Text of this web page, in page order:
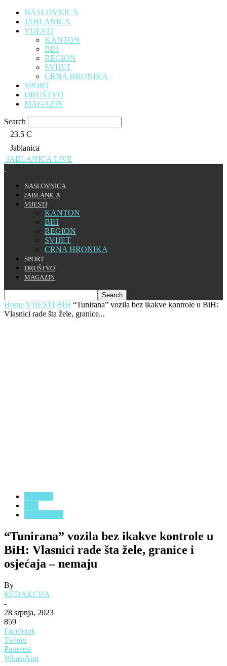
NASLOVNICA
JABLANICA
VIJESTI
KANTON
BIH
REGION
SVIJET
CRNA HRONIKA
SPORT
DRUŠTVO
MAGAZIN
Search
23.5 C
Jablanica
JABLANICA LIVE
NASLOVNICA
JABLANICA
VIJESTI
KANTON
BIH
REGION
SVIJET
CRNA HRONIKA
SPORT
DRUŠTVO
MAGAZIN
Home VIJESTI BIH “Tunirana” vozila bez ikakve kontrole u BiH:
Vlasnici rade šta žele, granice...
“Tunirana” vozila bez ikakve kontrole u
BiH: Vlasnici rade šta žele, granice i
osjećaja – nemaju
By
REDAKCIJA
-
28 srpnja, 2023
859
Facebook
Twitter
Pinterest
WhatsApp